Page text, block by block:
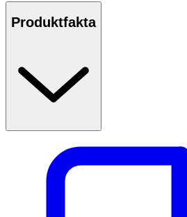
Produktfakta